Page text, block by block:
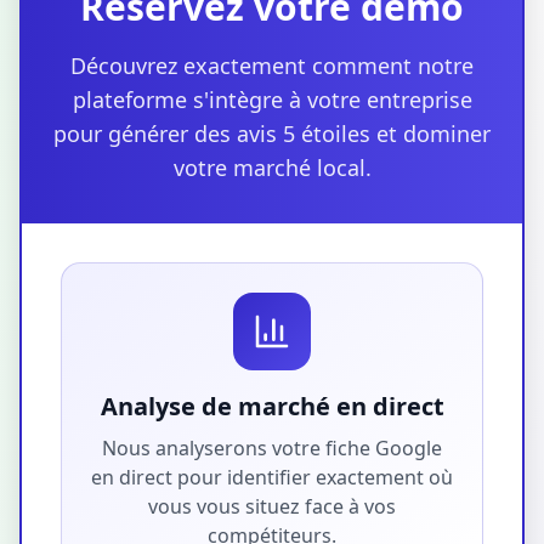
Découvrez exactement comment notre
plateforme s'intègre à votre entreprise
pour générer des avis 5 étoiles et dominer
votre marché local.
Analyse de marché en direct
Nous analyserons votre fiche Google
en direct pour identifier exactement où
vous vous situez face à vos
compétiteurs.